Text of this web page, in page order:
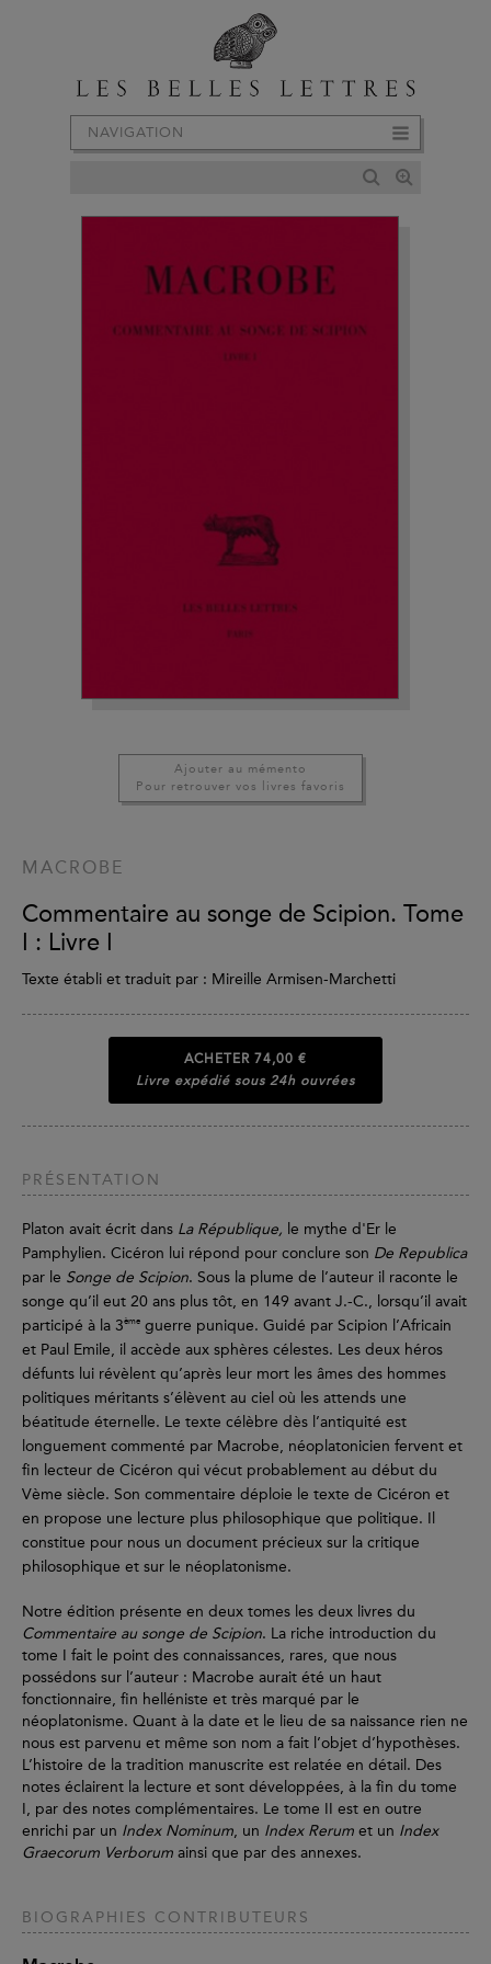
NAVIGATION
Ajouter au mémento
Pour retrouver vos livres favoris
MACROBE
Commentaire au songe de Scipion. Tome
I : Livre I
Texte établi et traduit par : Mireille Armisen-Marchetti
ACHETER 74,00 €
Livre expédié sous 24h ouvrées
PRÉSENTATION
Platon avait écrit dans La République, le mythe d'Er le
Pamphylien. Cicéron lui répond pour conclure son De Republica
par le Songe de Scipion. Sous la plume de l’auteur il raconte le
songe qu’il eut 20 ans plus tôt, en 149 avant J.-C., lorsqu’il avait
participé à la 3ème guerre punique. Guidé par Scipion l’Africain
et Paul Emile, il accède aux sphères célestes. Les deux héros
défunts lui révèlent qu’après leur mort les âmes des hommes
politiques méritants s’élèvent au ciel où les attends une
béatitude éternelle. Le texte célèbre dès l’antiquité est
longuement commenté par Macrobe, néoplatonicien fervent et
fin lecteur de Cicéron qui vécut probablement au début du
Vème siècle. Son commentaire déploie le texte de Cicéron et
en propose une lecture plus philosophique que politique. Il
constitue pour nous un document précieux sur la critique
philosophique et sur le néoplatonisme.
Notre édition présente en deux tomes les deux livres du
Commentaire au songe de Scipion. La riche introduction du
tome I fait le point des connaissances, rares, que nous
possédons sur l’auteur : Macrobe aurait été un haut
fonctionnaire, fin helléniste et très marqué par le
néoplatonisme. Quant à la date et le lieu de sa naissance rien ne
nous est parvenu et même son nom a fait l’objet d’hypothèses.
L’histoire de la tradition manuscrite est relatée en détail. Des
notes éclairent la lecture et sont développées, à la fin du tome
I, par des notes complémentaires. Le tome II est en outre
enrichi par un Index Nominum, un Index Rerum et un Index
Graecorum Verborum ainsi que par des annexes.
BIOGRAPHIES CONTRIBUTEURS